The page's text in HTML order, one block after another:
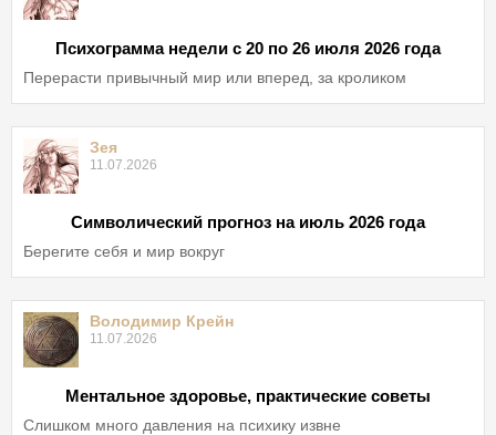
Психограмма недели с 20 по 26 июля 2026 года
Перерасти привычный мир или вперед, за кроликом
Зея
11.07.2026
Символический прогноз на июль 2026 года
Берегите себя и мир вокруг
Володимир Крейн
11.07.2026
Ментальное здоровье, практические советы
Слишком много давления на психику извне